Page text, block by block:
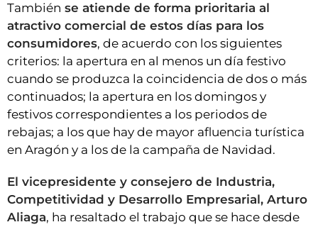
También se atiende de forma prioritaria al
atractivo comercial de estos días para los
consumidores, de acuerdo con los siguientes
criterios: la apertura en al menos un día festivo
cuando se produzca la coincidencia de dos o más
continuados; la apertura en los domingos y
festivos correspondientes a los periodos de
rebajas; a los que hay de mayor afluencia turística
en Aragón y a los de la campaña de Navidad.
El vicepresidente y consejero de Industria,
Competitividad y Desarrollo Empresarial, Arturo
Aliaga, ha resaltado el trabajo que se hace desde